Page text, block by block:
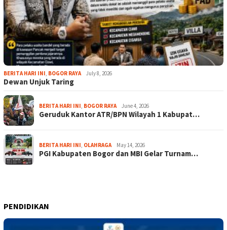
BERITA HARI INI, BOGOR RAYA July 8, 2026
Dewan Unjuk Taring
BERITA HARI INI, BOGOR RAYA June 4, 2026
Geruduk Kantor ATR/BPN Wilayah 1 Kabupat…
BERITA HARI INI, OLAHRAGA May 14, 2026
PGI Kabupaten Bogor dan MBI Gelar Turnam…
PENDIDIKAN